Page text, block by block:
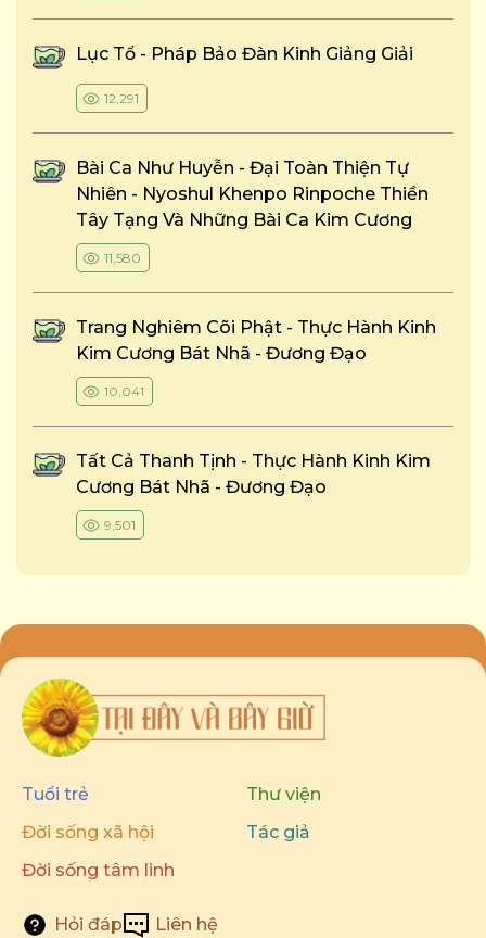
Lục Tổ - Pháp Bảo Đàn Kinh Giảng Giải
12,291
Bài Ca Như Huyễn - Đại Toàn Thiện Tự
Nhiên - Nyoshul Khenpo Rinpoche Thiền
Tây Tạng Và Những Bài Ca Kim Cương
11,580
Trang Nghiêm Cõi Phật - Thực Hành Kinh
Kim Cương Bát Nhã - Đương Đạo
10,041
Tất Cả Thanh Tịnh - Thực Hành Kinh Kim
Cương Bát Nhã - Đương Đạo
9,501
Tuổi trẻ
Thư viện
Đời sống xã hội
Tác giả
Đời sống tâm linh
Hỏi đáp Liên hệ